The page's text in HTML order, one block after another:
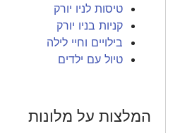
טיסות לניו יורק
קניות בניו יורק
בילויים וחיי לילה
טיול עם ילדים
המלצות על מלונות